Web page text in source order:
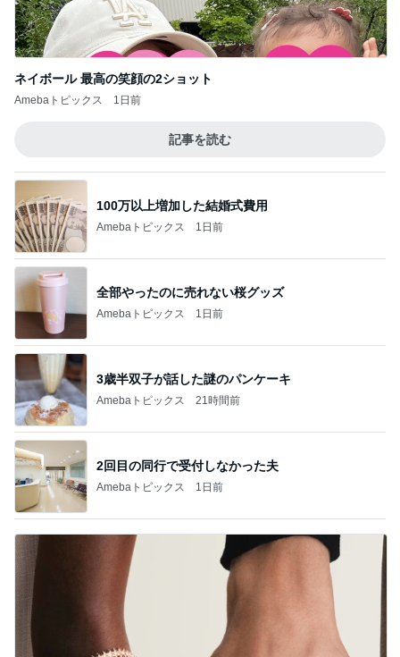
ネイボール 最高の笑顔の2ショット
Amebaトピックス 1日前
記事を読む
100万以上増加した結婚式費用
Amebaトピックス 1日前
全部やったのに売れない桜グッズ
Amebaトピックス 1日前
3歳半双子が話した謎のパンケーキ
Amebaトピックス 21時間前
2回目の同行で受付しなかった夫
Amebaトピックス 1日前